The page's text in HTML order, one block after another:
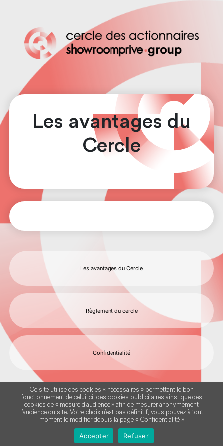
Les avantages du
Cercle
Les avantages du Cercle
Règlement du cercle
Confidentialité
© SHOWROOMPRIVÉGROUP 2026
Ce site utilise des cookies « nécessaires » permettant le bon
fonctionnement de celui-ci, des cookies publicitaires ainsi que des
cookies de « mesure d’audience » afin de mesurer anonymement
l’audience du site. Votre choix n’est pas définitif, vous pouvez à tout
moment le modifier depuis la page « Confidentialité »
Accepter Refuser